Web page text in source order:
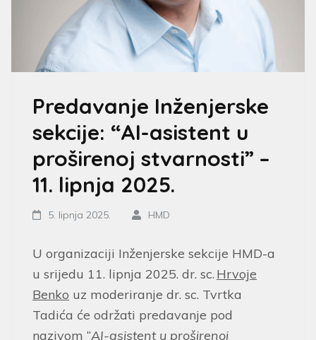
Predavanje Inženjerske
sekcije: “AI-asistent u
proširenoj stvarnosti” –
11. lipnja 2025.
5. lipnja 2025. HMD
U organizaciji Inženjerske sekcije HMD-a
u srijedu 11. lipnja 2025. dr. sc. Hrvoje
Benko uz moderiranje dr. sc. Tvrtka
Tadića će održati predavanje pod
nazivom “AI-asistent u proširenoj